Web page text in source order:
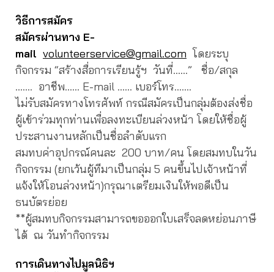
วิธีการสมัคร
สมัครผ่านทาง E-
mail volunteerservice@gmail.com โดยระบุ
กิจกรรม “สร้างสื่อการเรียนรู้ฯ วันที่……” ชื่อ/สกุล
……. อาชีพ…… E-mail …… เบอร์โทร…….
ไม่รับสมัครทางโทรศัพท์ กรณีสมัครเป็นกลุ่มต้องส่งชื่อ
ผู้เข้าร่วมทุกท่านเพื่อลงทะเบียนล่วงหน้า โดยให้ชื่อผู้
ประสานงานหลักเป็นชื่อลำดับแรก
สมทบค่าอุปกรณ์คนละ 200 บาท/คน โดยสมทบในวัน
กิจกรรม (ยกเว้นผู้ทีมาเป็นกลุ่ม 5 คนขึ้นไปเจ้าหน้าที่
แจ้งให้โอนล่วงหน้า)กรุณาเตรียมเงินให้พอดีเป็น
ธนบัตรย่อย
**ผู้สมทบกิจกรรมสามารถขอออกใบเสร็จลดหย่อนภาษี
ได้ ณ วันทำกิจกรรม
การเดินทางไปมูลนิธิฯ